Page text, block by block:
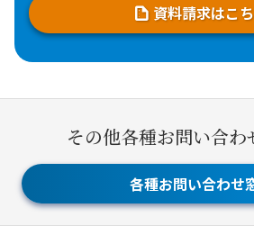
資料請求はこ
その他各種お問い合わ
各種お問い合わせ